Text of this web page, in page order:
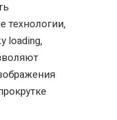
технологии,
loading,